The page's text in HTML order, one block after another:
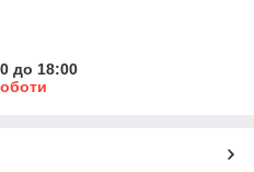
до 18:00